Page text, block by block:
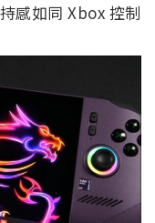
感如同 Xbox 控制